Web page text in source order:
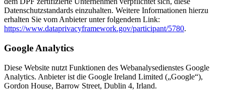
Datenschutzstandards einzuhalten. Weitere Informationen hierzu
erhalten Sie vom Anbieter unter folgendem Link:
https://www.dataprivacyframework.gov/participant/5780.
Google Analytics
Diese Website nutzt Funktionen des Webanalysedienstes Google
Analytics. Anbieter ist die Google Ireland Limited („Google“),
Gordon House, Barrow Street, Dublin 4, Irland.